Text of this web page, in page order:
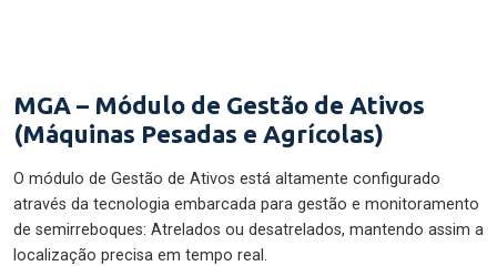
MGA – Módulo de Gestão de Ativos
(Máquinas Pesadas e Agrícolas)
O módulo de Gestão de Ativos está altamente configurado
através da tecnologia embarcada para gestão e monitoramento
de semirreboques: Atrelados ou desatrelados, mantendo assim a
localização precisa em tempo real.